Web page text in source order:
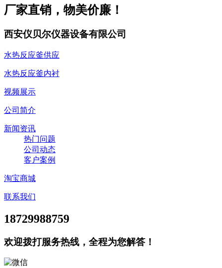
厂家直销，物美价廉！
西安仪贝尔仪器设备有限公司
水热反应釜供应
水热反应釜内衬
视频展示
公司简介
新闻资讯
热门问题
公司动态
客户案例
淘宝商城
联系我们
18729988759
欢迎拨打服务热线，全程为您解答！